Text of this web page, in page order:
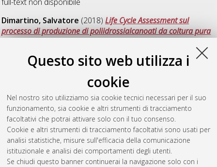
Questo sito web utilizza i
cookie
Nel nostro sito utilizziamo sia cookie tecnici necessari per il suo
funzionamento, sia cookie e altri strumenti di tracciamento
facoltativi che potrai attivare solo con il tuo consenso.
Cookie e altri strumenti di tracciamento facoltativi sono usati per
analisi statistiche, misure sull'efficacia della comunicazione
istituzionale e analisi dei comportamenti degli utenti.
Se chiudi questo banner continuerai la navigazione solo con i
Dimartino, Salvatore (2018)Life Cycle Assessment sul
processo di produzione di poliidrossialcanoati da coltura pura
di Pseudomonas putida.[Laurea magistrale], Università di
Analisi e gestione dell'ambiente
[LM-DM270] - Ravenna
Analisi del ciclo di vita della produzione
vitivinicola.[Laurea magistrale], Università di Bologna, Corso
di Studio inAnalisi e gestione dell'ambiente [LM-DM270] -
Ravenna
Questa lista e' stata generata ilThu Aug 6 08:01:51 2026
CEST